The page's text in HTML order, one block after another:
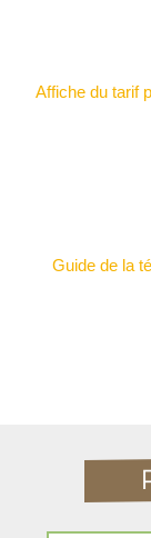
Affiche du tarif
Guide de la